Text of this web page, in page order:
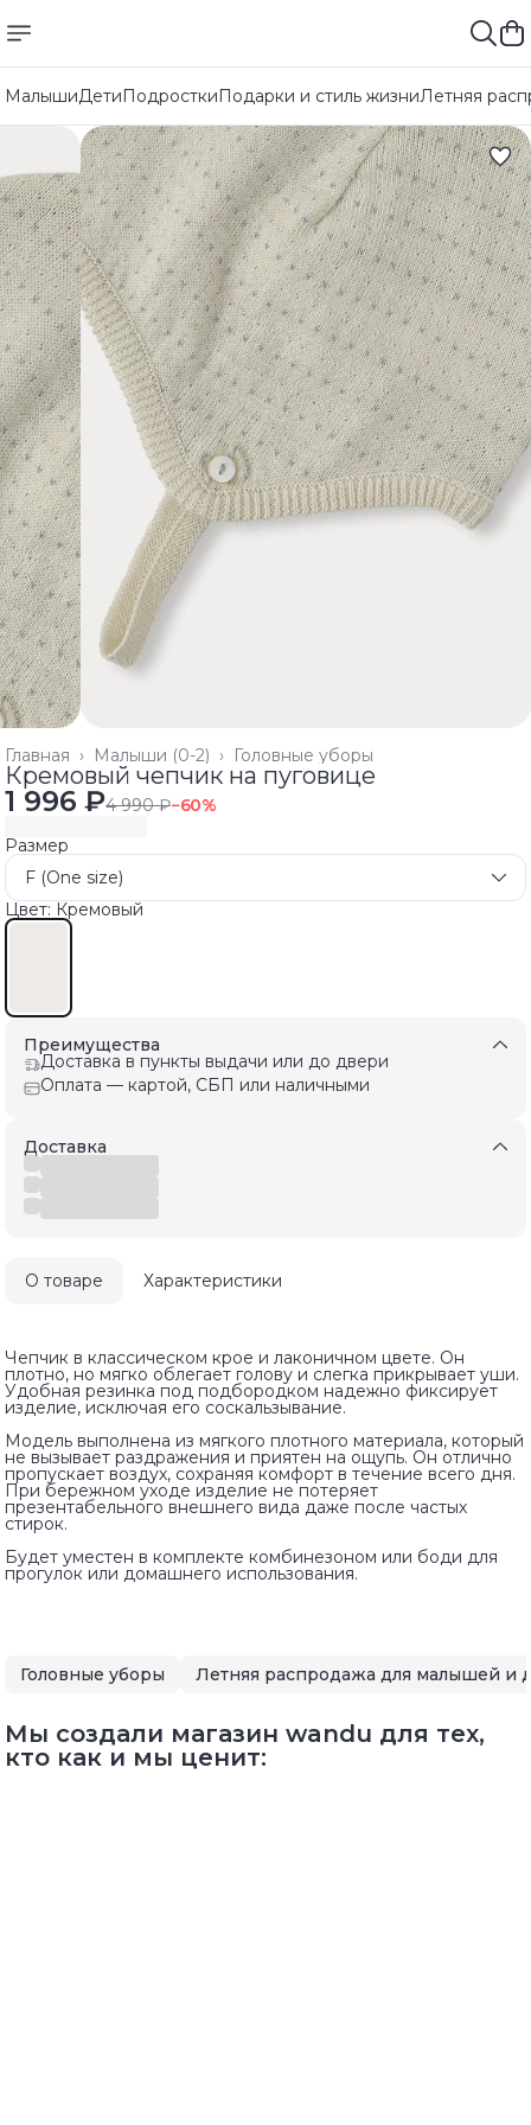
МалышиДетиПодросткиПодарки и стиль жизниЛетняя
Головные уборы
Малыши (0-2) ›
Главная ›
Кремовый чепчик на пуговице
1 996 ₽4 990 ₽−60%
Размер
F (One size)
Цвет: Кремовый
Преимущества
Доставка в пункты выдачи или до двери
Оплата — картой, СБП или наличными
Доставка
О товаре Характеристики
Чепчик в классическом крое и лаконичном цвете. Он
плотно, но мягко облегает голову и слегка прикрывает уши.
Удобная резинка под подбородком надежно фиксирует
изделие, исключая его соскальзывание.
Модель выполнена из мягкого плотного материала, который
не вызывает раздражения и приятен на ощупь. Он отлично
пропускает воздух, сохраняя комфорт в течение всего дня.
При бережном уходе изделие не потеряет
презентабельного внешнего вида даже после частых
стирок.
Будет уместен в комплекте комбинезоном или боди для
прогулок или домашнего использования.
Головные уборы
Мы создали магазин wandu для тех,
кто как и мы ценит: